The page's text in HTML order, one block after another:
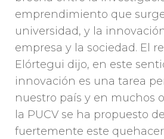
emprendimiento que
universidad, y la
empresa y la sociedad. El
Elórtegui dijo, en este
innovación es una tarea
nuestro país y en muchos
la PUCV se ha propuesto
fuertemente este